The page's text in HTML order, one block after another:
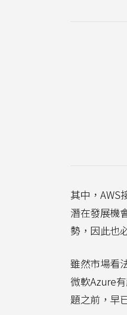
其中，AWS
潛在發展機
勢，因此也
雖然市場看
微軟Azure
題之前，早